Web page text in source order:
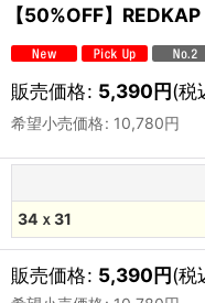
【50%OFF】
販売価格: 5,390円(税
希望小売価格: 10,780円
34ｘ31
販売価格: 5,390円(税